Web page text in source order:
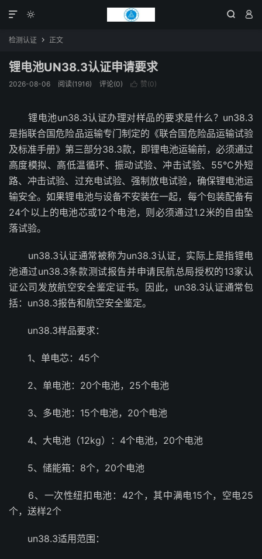
  

检测认证  正文
锂电池UN38.3认证申请要求
2026-08-06 阅读(1916) 评论(0)  赞(0)
锂电池un38.3认证办理对样品的要求是什么？un38.3
是指联合国危险品运输专门制定的《联合国危险品运输试验
及标准手册》第三部分38.3款，即锂电池运输前，必须通过
高度模拟、高低温循环、振动试验、冲击试验、55℃外短
路、冲击试验、过充电试验、强制放电试验，确保锂电池运
输安全。如果锂电池与设备不安装在一起，每个包装配备有
24个以上的电池芯或12个电池，则必须通过1.2米的自由坠
落试验。
un38.3认证通常被称为un38.3认证，实际上是指锂电
池通过un38.3条款测试报告并申请民航总局授权的13家认
证公司发放航空安全鉴定证书。因此，un38.3认证通常包
括：un38.3报告和航空安全鉴定。
un38.3样品要求：
1、单电芯：45个
2、单电池：20个电池，25个电池
3、多电池：15个电池，20个电池
4、大电池（12kg）：4个电池，20个电池
5、储能箱：8个，20个电池
6、一次性纽扣电池：42个，其中满电15个，空电25
个，送样2个
un38.3适用范围：